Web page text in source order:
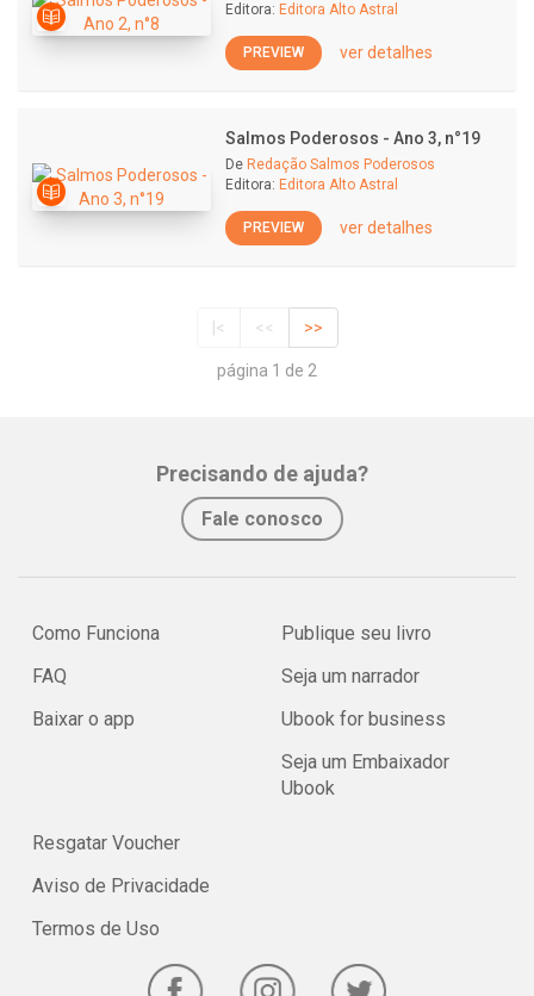
Editora: Editora Alto Astral
PREVIEW ver detalhes
Salmos Poderosos - Ano 3, n°19
De Redação Salmos Poderosos
Editora: Editora Alto Astral
PREVIEW ver detalhes
|< << >>
página 1 de 2
Precisando de ajuda?
Fale conosco
Como Funciona
FAQ
Baixar o app
Publique seu livro
Seja um narrador
Ubook for business
Seja um Embaixador
Ubook
Resgatar Voucher
Aviso de Privacidade
Termos de Uso